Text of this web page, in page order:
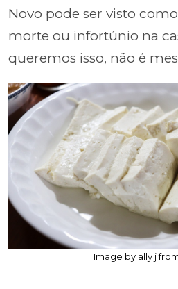
Novo pode ser visto
morte ou infortúnio na
queremos isso, não é
Image by ally j